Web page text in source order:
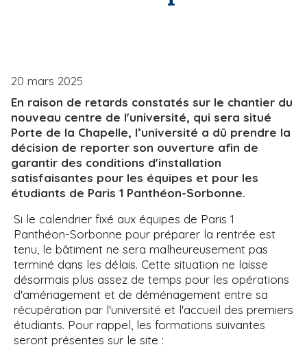
20 mars 2025
En raison de retards constatés sur le chantier du
nouveau centre de l'université, qui sera situé
Porte de la Chapelle, l’université a dû prendre la
décision de reporter son ouverture afin de
garantir des conditions d'installation
satisfaisantes pour les équipes et pour les
étudiants de Paris 1 Panthéon-Sorbonne.
Si le calendrier fixé aux équipes de Paris 1
Panthéon-Sorbonne pour préparer la rentrée est
tenu, le bâtiment ne sera malheureusement pas
terminé dans les délais. Cette situation ne laisse
désormais plus assez de temps pour les opérations
d'aménagement et de déménagement entre sa
récupération par l'université et l'accueil des premiers
étudiants. Pour rappel, les formations suivantes
seront présentes sur le site :